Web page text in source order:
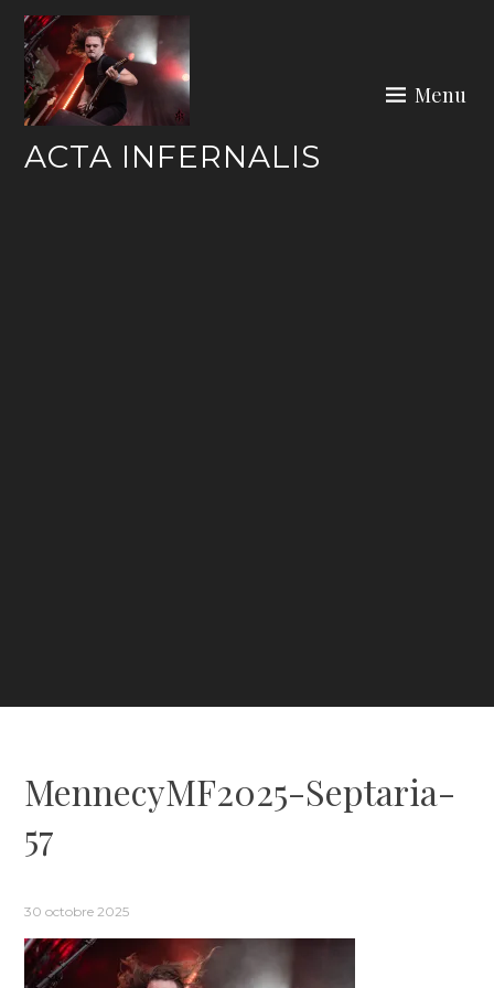
Skip
content
ACTA INFERNALIS
Menu
MennecyMF2025-Septaria-
57
30 octobre 2025